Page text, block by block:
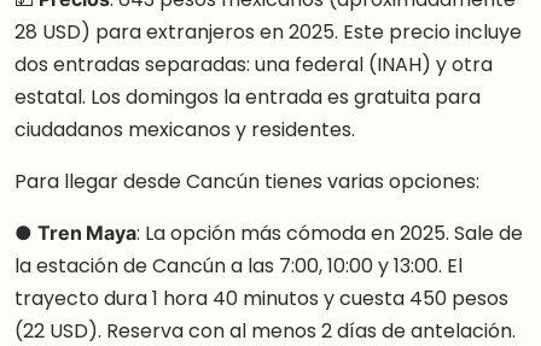
28 USD) para extranjeros en 2025. Este precio incluye
dos entradas separadas: una federal (INAH) y otra
estatal. Los domingos la entrada es gratuita para
ciudadanos mexicanos y residentes.
Para llegar desde Cancún tienes varias opciones:
● Tren Maya: La opción más cómoda en 2025. Sale de
la estación de Cancún a las 7:00, 10:00 y 13:00. El
trayecto dura 1 hora 40 minutos y cuesta 450 pesos
(22 USD). Reserva con al menos 2 días de antelación.